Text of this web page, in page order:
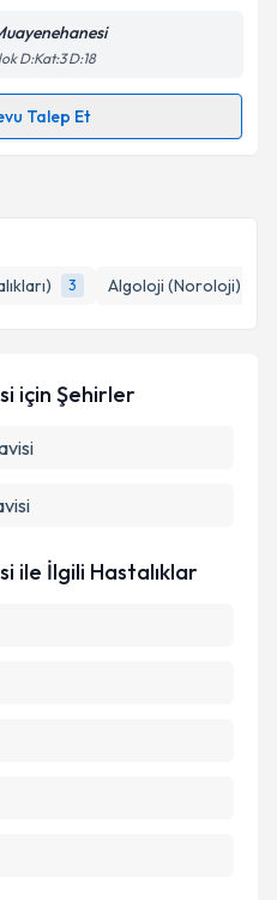
3 Algoloji (Noroloji)
kişisel verilerimin belirtilen
kabul ediyorum.
Gönder
D:Kat:3 D:18
Talep Et
posta ile bilgilendireceğiz.
verilerimin belirtilen
için Şehirler
ile İlgili Hastalıklar